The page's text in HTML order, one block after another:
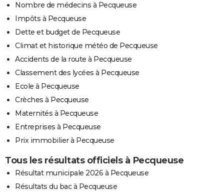
Nombre de médecins à Pecqueuse
Impôts à Pecqueuse
Dette et budget de Pecqueuse
Climat et historique météo de Pecqueuse
Accidents de la route à Pecqueuse
Classement des lycées à Pecqueuse
Ecole à Pecqueuse
Crèches à Pecqueuse
Maternités à Pecqueuse
Entreprises à Pecqueuse
Prix immobilier à Pecqueuse
Tous les résultats officiels à Pecqueuse
Résultat municipale 2026 à Pecqueuse
Résultats du bac à Pecqueuse